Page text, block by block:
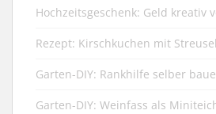
Hochzeitsgeschenk: Geld kreativ
Rezept: Kirschkuchen mit
Garten-DIY: Rankhilfe selber
Garten-DIY: Weinfass als